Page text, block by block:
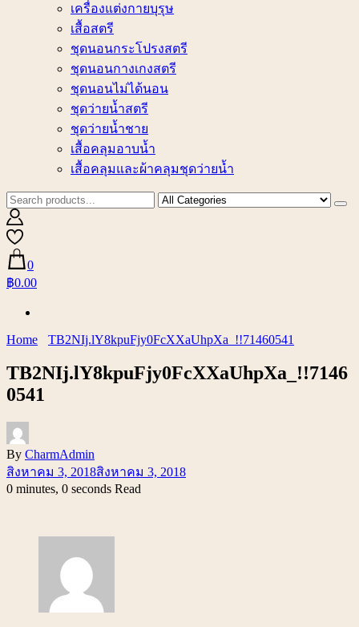
เครื่องแต่งกายบุรุษ
เสื้อสตรี
ชุดนอนกระโปรงสตรี
ชุดนอนกางเกงสตรี
ชุดนอนไม่ได้นอน
ชุดว่ายน้ำสตรี
ชุดว่ายน้ำชาย
เสื้อคลุมอาบน้ำ
เสื้อคลุมและผ้าคลุมชุดว่ายน้ำ
0
฿0.00
Home TB2NIj.lY8kpuFjy0FcXXaUhpXa_!!71460541
TB2NIj.lY8kpuFjy0FcXXaUhpXa_!!7146
0541
By CharmAdmin
สิงหาคม 3, 2018สิงหาคม 3, 2018
0 minutes, 0 seconds Read